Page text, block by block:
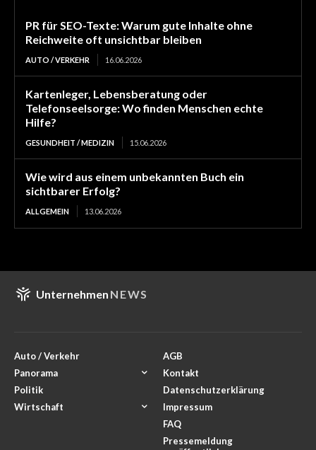
PR für SEO-Texte: Warum gute Inhalte ohne
Reichweite oft unsichtbar bleiben
AUTO / VERKEHR 16.06.2026
Kartenleger, Lebensberatung oder
Telefonseelsorge: Wo finden Menschen echte
Hilfe?
GESUNDHEIT / MEDIZIN 15.06.2026
Wie wird aus einem unbekannten Buch ein
sichtbarer Erfolg?
ALLGEMEIN 13.06.2026
Unternehmen NEWS
Auto / Verkehr
Panorama
Politik
Wirtschaft
AGB
Kontakt
Datenschutzerklärung
Impressum
FAQ
Pressemeldung